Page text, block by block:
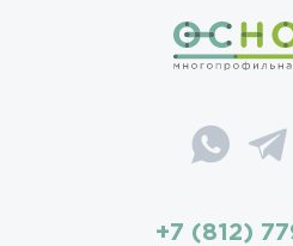
+7 (812)